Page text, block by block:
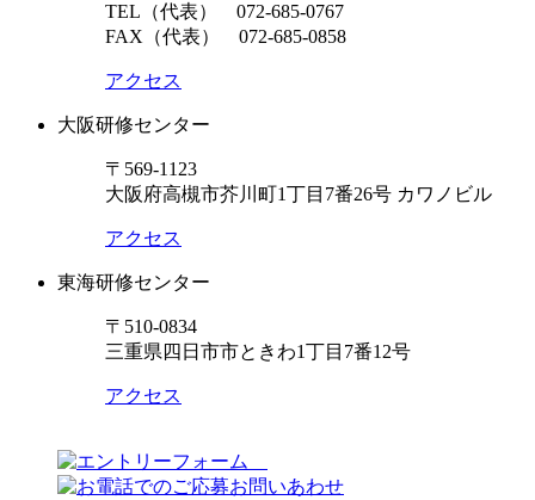
TEL（代表） 072-685-0767
FAX（代表） 072-685-0858
アクセス
大阪研修センター
〒569-1123
大阪府高槻市芥川町1丁目7番26号 カワノビル
アクセス
東海研修センター
〒510-0834
三重県四日市市ときわ1丁目7番12号
アクセス